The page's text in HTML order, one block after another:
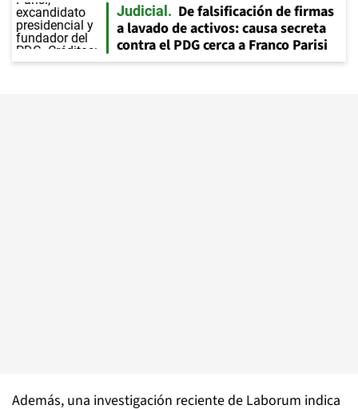
Judicial
De falsificación de firmas
a lavado de activos: causa secreta
contra el PDG cerca a Franco Parisi
Además, una investigación reciente de Laborum indica